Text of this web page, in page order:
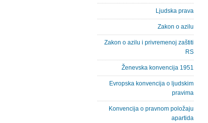
Ljudska prava
Zakon o azilu
Zakon o azilu i privremenoj zaštiti
RS
Ženevska konvencija 1951
Evropska konvencija o ljudskim
pravima
Konvencija o pravnom položaju
apartida